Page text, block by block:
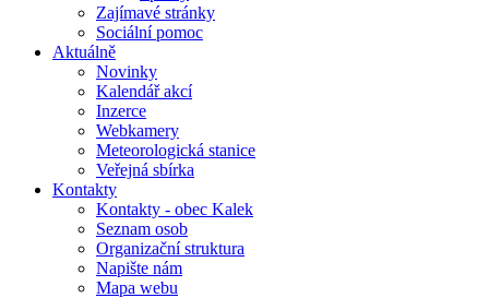
Zajímavé stránky
Sociální pomoc
Aktuálně
Novinky
Kalendář akcí
Inzerce
Webkamery
Meteorologická stanice
Veřejná sbírka
Kontakty
Kontakty - obec Kalek
Seznam osob
Organizační struktura
Napište nám
Mapa webu